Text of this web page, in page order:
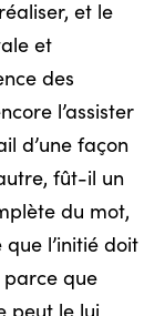
et le
et
des
l’assister
d’une façon
fût-il un
du mot,
l’initié doit
que